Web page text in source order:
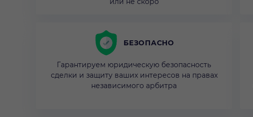
БЕЗОПАСНО
Гарантируем юридическую безопасность
сделки и защиту ваших интересов на правах
независимого арбитра